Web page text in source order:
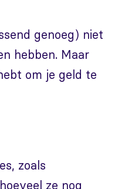
genoeg) niet
hebben. Maar
om je geld te
zoals
ze nog